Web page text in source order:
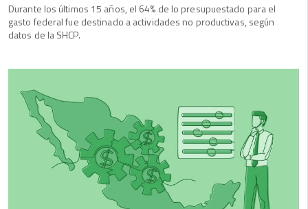
Durante los últimos 15 años, el 64% de lo presupuestado para el
gasto federal fue destinado a actividades no productivas, según
datos de la SHCP.